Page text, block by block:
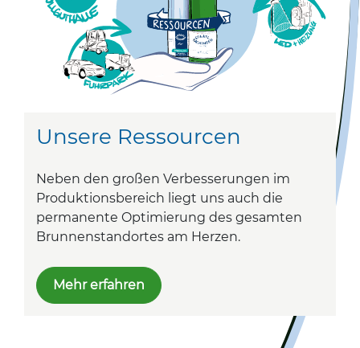
Unsere Ressourcen
Neben den großen Verbesserungen im
Produktionsbereich liegt uns auch die
permanente Optimierung des gesamten
Brunnenstandortes am Herzen.
Mehr erfahren